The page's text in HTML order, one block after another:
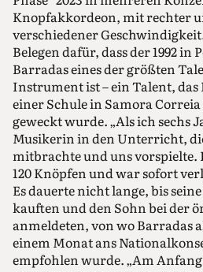
Knopf­akkordeon, mit rechter
verschiedener
Belegen dafür, dass der 1992 in
Barradas eines der größten
Instrument ist – ein Talent, das
einer Schule in Samora
geweckt wurde. „Als ich sechs
Musikerin in den Unterricht,
mitbrachte und uns vorspielte.
120 Knöpfen und war sofort
Es dauerte nicht lange, bis
kauften und den Sohn bei der
anmeldeten, von wo Barradas
einem Monat ans
empfohlen wurde. „Am